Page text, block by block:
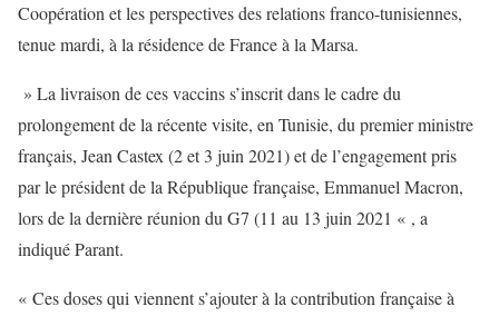
Coopération et les perspectives des relations franco-tunisiennes,
tenue mardi, à la résidence de France à la Marsa.
» La livraison de ces vaccins s’inscrit dans le cadre du
prolongement de la récente visite, en Tunisie, du premier ministre
français, Jean Castex (2 et 3 juin 2021) et de l’engagement pris
par le président de la République française, Emmanuel Macron,
lors de la dernière réunion du G7 (11 au 13 juin 2021 « , a
indiqué Parant.
« Ces doses qui viennent s’ajouter à la contribution française à